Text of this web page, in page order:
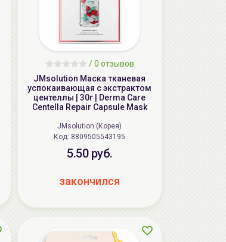
/0 отзывов
JMsolution Маска тканевая
успокаивающая с экстрактом
центеллы | 30г | Derma Care
Centella Repair Capsule Mask
JMsolution (Корея)
Код: 8809505543195
5.50 руб.
закончился